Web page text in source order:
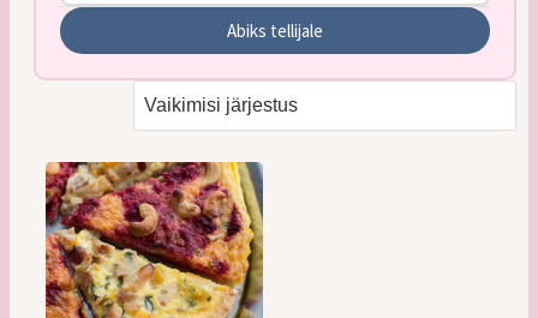
Tordid
Kringlid
Saiakesed
Abiks tellijale